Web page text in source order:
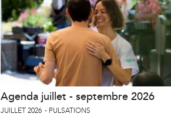
Agenda juillet - septembre 2026
JUILLET 2026 PULSATIONS